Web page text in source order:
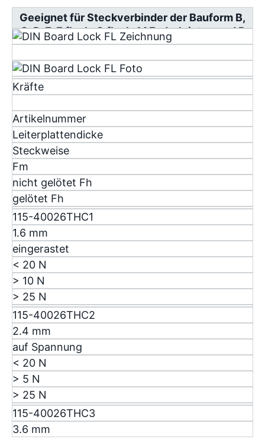
Geeignet für Steckverbinder der Bauform B,
C, D, E, F flach, G flach, M Federleisten und R
Messerleisten
Kräfte
Artikelnummer
Leiterplattendicke
Steckweise
Fm
nicht gelötet Fh
gelötet Fh
115-40026THC1
1.6 mm
eingerastet
< 20 N
> 10 N
> 25 N
115-40026THC2
2.4 mm
auf Spannung
< 20 N
> 5 N
> 25 N
115-40026THC3
3.6 mm